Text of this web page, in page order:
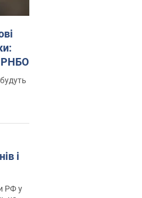
РНБО
і
РФ у